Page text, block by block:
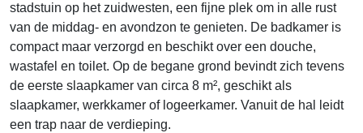
stadstuin op het zuidwesten, een fijne plek om in alle rust
van de middag- en avondzon te genieten. De badkamer is
compact maar verzorgd en beschikt over een douche,
wastafel en toilet. Op de begane grond bevindt zich tevens
de eerste slaapkamer van circa 8 m², geschikt als
slaapkamer, werkkamer of logeerkamer. Vanuit de hal leidt
een trap naar de verdieping.